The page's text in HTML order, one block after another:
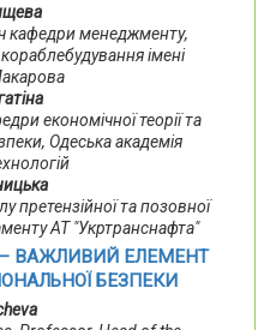
кафедри менеджменту,
імені
економічної теорії та
Одеська академія
претензійної та позовної
АТ "Укртранснафта"
ВАЖЛИВИЙ ЕЛЕМЕНТ
БЕЗПЕКИ